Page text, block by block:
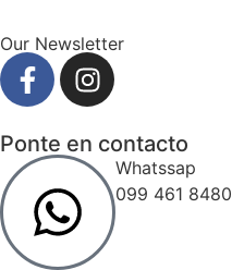
Our Newsletter
Ponte en contacto
Whatssap
099 461 8480